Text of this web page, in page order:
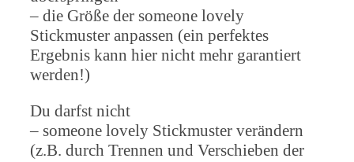
– die Größe der someone lovely
Stickmuster anpassen (ein perfektes
Ergebnis kann hier nicht mehr garantiert
werden!)
Du darfst nicht
– someone lovely Stickmuster verändern
(z.B. durch Trennen und Verschieben der